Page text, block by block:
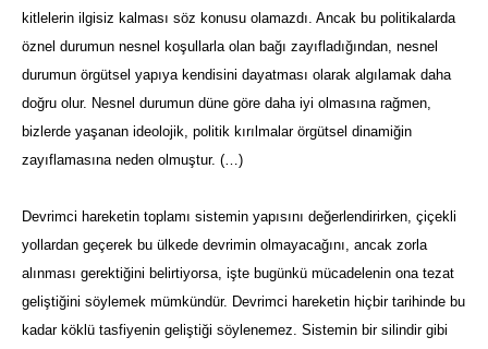
kitlelerin ilgisiz kalması söz konusu olamazdı. Ancak bu politikalarda
öznel durumun nesnel koşullarla olan bağı zayıfladığından, nesnel
durumun örgütsel yapıya kendisini dayatması olarak algılamak daha
doğru olur. Nesnel durumun düne göre daha iyi olmasına rağmen,
bizlerde yaşanan ideolojik, politik kırılmalar örgütsel dinamiğin
zayıflamasına neden olmuştur. (…)
Devrimci hareketin toplamı sistemin yapısını değerlendirirken, çiçekli
yollardan geçerek bu ülkede devrimin olmayacağını, ancak zorla
alınması gerektiğini belirtiyorsa, işte bugünkü mücadelenin ona tezat
geliştiğini söylemek mümkündür. Devrimci hareketin hiçbir tarihinde bu
kadar köklü tasfiyenin geliştiği söylenemez. Sistemin bir silindir gibi